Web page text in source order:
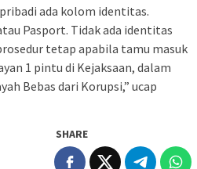
ada kolom identitas.
Pasport. Tidak ada identitas
tetap apabila tamu masuk
1 pintu di Kejaksaan, dalam
Bebas dari Korupsi,” ucap
SHARE